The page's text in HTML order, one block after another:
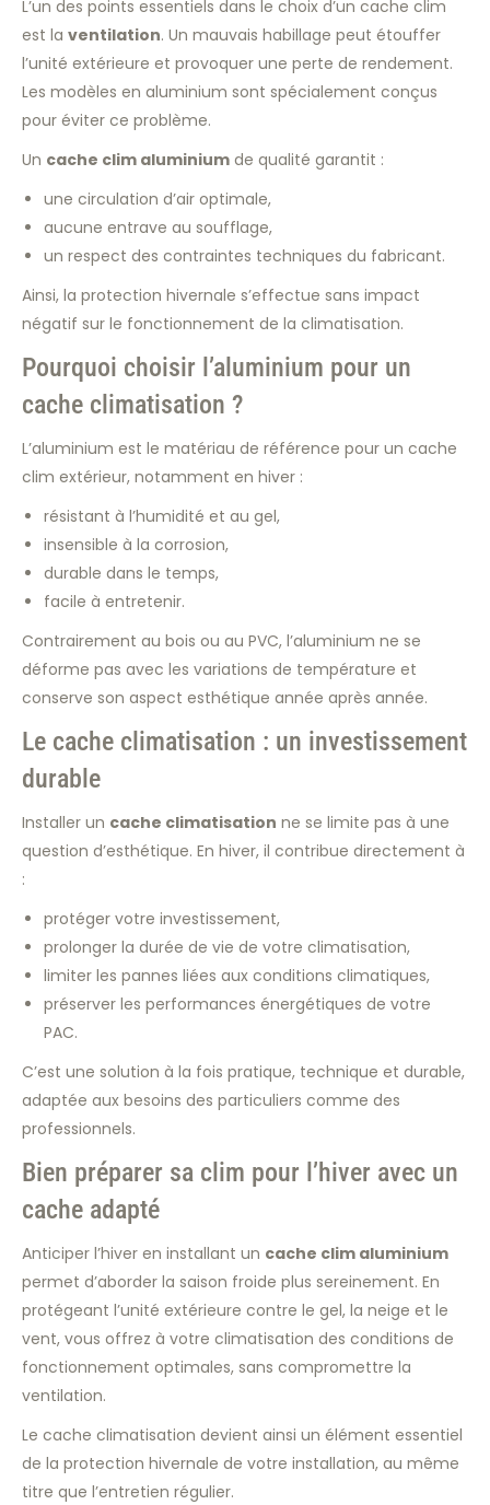
L’un des points essentiels dans le choix d’un cache clim
est la ventilation. Un mauvais habillage peut étouffer
l’unité extérieure et provoquer une perte de rendement.
Les modèles en aluminium sont spécialement conçus
pour éviter ce problème.
Un cache clim aluminium de qualité garantit :
une circulation d’air optimale,
aucune entrave au soufflage,
un respect des contraintes techniques du fabricant.
Ainsi, la protection hivernale s’effectue sans impact
négatif sur le fonctionnement de la climatisation.
Pourquoi choisir l’aluminium pour un
cache climatisation ?
L’aluminium est le matériau de référence pour un cache
clim extérieur, notamment en hiver :
résistant à l’humidité et au gel,
insensible à la corrosion,
durable dans le temps,
facile à entretenir.
Contrairement au bois ou au PVC, l’aluminium ne se
déforme pas avec les variations de température et
conserve son aspect esthétique année après année.
Le cache climatisation : un investissement
durable
Installer un cache climatisation ne se limite pas à une
question d’esthétique. En hiver, il contribue directement à
:
protéger votre investissement,
prolonger la durée de vie de votre climatisation,
limiter les pannes liées aux conditions climatiques,
préserver les performances énergétiques de votre
PAC.
C’est une solution à la fois pratique, technique et durable,
adaptée aux besoins des particuliers comme des
professionnels.
Bien préparer sa clim pour l’hiver avec un
cache adapté
Anticiper l’hiver en installant un cache clim aluminium
permet d’aborder la saison froide plus sereinement. En
protégeant l’unité extérieure contre le gel, la neige et le
vent, vous offrez à votre climatisation des conditions de
fonctionnement optimales, sans compromettre la
ventilation.
Le cache climatisation devient ainsi un élément essentiel
de la protection hivernale de votre installation, au même
titre que l’entretien régulier.